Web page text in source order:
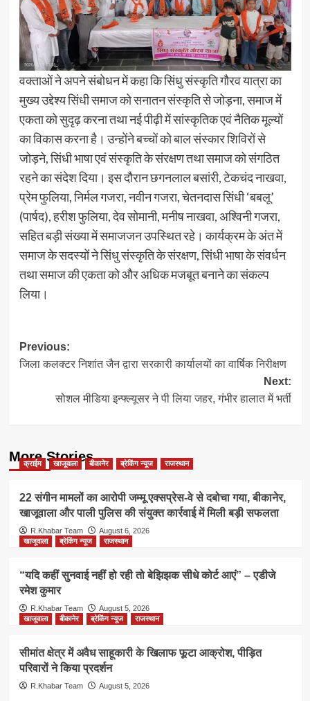
वक्ताओं ने अपने संबोधन में कहा कि सिंधु संस्कृति गौरव यात्रा का
मुख्य उद्देश्य सिंधी समाज को सनातन संस्कृति से जोड़ना, समाज में
एकता को सुदृढ़ करना तथा नई पीढ़ी में सांस्कृतिक एवं नैतिक मूल्यों
का विकास करना है। उन्होंने बच्चों को बाल संस्कार शिविरों से
जोड़ने, सिंधी भाषा एवं संस्कृति के संरक्षण तथा समाज को संगठित
रहने का संदेश दिया। इस दौरान छगनलाल बसांरी, टेकचंद नाखवा,
प्रेम फुलिया, निर्मल गजरा, नवीन गजरा, चेतनदास सिंधी ‘बबलू’
(पार्षद), हरीश फुलिया, देव सोमानी, मनीष नाखवा, अश्विनी गजरा,
सहित बड़ी संख्या में समाजजन उपस्थित रहे। कार्यक्रम के अंत में
समाज के सदस्यों ने सिंधु संस्कृति के संरक्षण, सिंधी भाषा के संवर्धन
तथा समाज की एकता को और अधिक मजबूत बनाने का संकल्प
लिया।
Post
navigation
Previous:
जिला कलक्टर निशांत जैन द्वारा सरकारी कार्यालयों का वार्षिक निरीक्षण
Next:
सोशल मीडिया इन्फ्ल्यूसर ने पी लिया जहर, गंभीर हालात में भर्ती
More Stories
क्राईम खाजूवाला बीकानेर ब्रेकिंग न्यूज राजस्थान
22 संगीन मामलों का आरोपी जम्मू एक्सप्रेस-वे से दबोचा गया, बीकानेर,
खाजूवाला और पाली पुलिस की संयुक्त कार्रवाई में मिली बड़ी सफलता
R.Khabar Team
August 6, 2026
खाजूवाला
ब्रेकिंग न्यूज राजस्थान
“यदि कहीं सुनवाई नहीं हो रही तो बेझिझक सीधे कोर्ट आएं” – एडीजे
रमेश कुमार
R.Khabar Team
August 5, 2026
खाजूवाला
बीकानेर ब्रेकिंग न्यूज राजस्थान
सीमांत क्षेत्र में अवैध साहूकारी के खिलाफ फूटा आक्रोश, पीड़ित
परिवारों ने किया प्रदर्शन
R.Khabar Team August 5, 2026